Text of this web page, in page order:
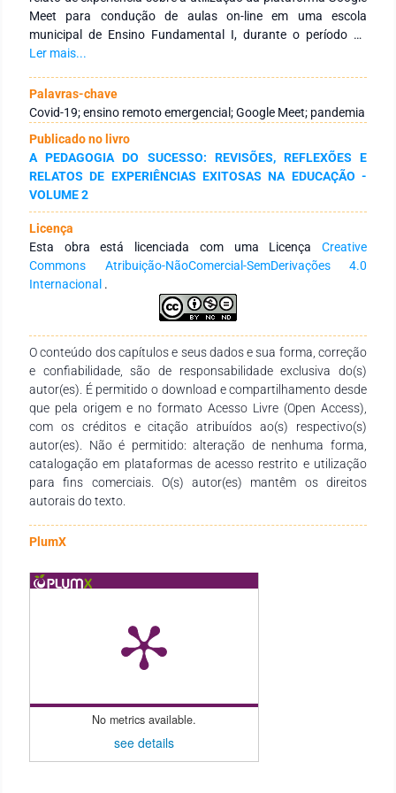
Meet para condução de aulas on-line em uma escola
municipal de Ensino Fundamental I, durante o período de
ensino remoto emergencial. A plataforma foi avaliada quanto
de ensino e aprendizagem, destacando-se sua capacidade de
proporcionar múltiplas formas de interatividade. Entretanto,
salienta-se que sua acessibilidade pode ser limitada, dado que
sua utilização requer dispositivos como celulares,
computadores e acesso à internet em ambiente domiciliar
para uma utilização plena de suas funcionalidades. A análise
destaca a relevância das tecnologias de comunicação e
informação no ensino remoto, enfatizando a necessidade de
abordar as disparidades de acesso para promover uma
educação inclusiva e equitativa.
Ler mais...
Palavras-chave
Covid-19; ensino remoto emergencial; Google Meet; pandemia
Publicado no livro
A PEDAGOGIA DO SUCESSO: REVISÕES, REFLEXÕES E
RELATOS DE EXPERIÊNCIAS EXITOSAS NA EDUCAÇÃO -
VOLUME 2
Licença
Esta obra está licenciada com uma Licença Creative
Commons Atribuição-NãoComercial-SemDerivações 4.0
Internacional .
O conteúdo dos capítulos e seus dados e sua forma, correção
e confiabilidade, são de responsabilidade exclusiva do(s)
autor(es). É permitido o download e compartilhamento desde
que pela origem e no formato Acesso Livre (Open Access),
com os créditos e citação atribuídos ao(s) respectivo(s)
autor(es). Não é permitido: alteração de nenhuma forma,
catalogação em plataformas de acesso restrito e utilização
para fins comerciais. O(s) autor(es) mantêm os direitos
autorais do texto.
PlumX
No metrics available.
see details